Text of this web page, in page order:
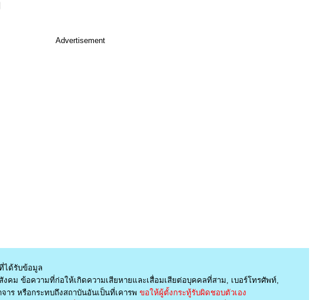
Advertisement
ได้รับข้อมูล
คม ข้อความที่ก่อให้เกิดความเสียหายและเสื่อมเสียต่อบุคคลที่สาม, เบอร์โทรศัพท์,
ร หรือกระทบถึงสถาบันอันเป็นที่เคารพ ขอให้ผู้ตั้งกระทู้รับผิดชอบตัวเอง